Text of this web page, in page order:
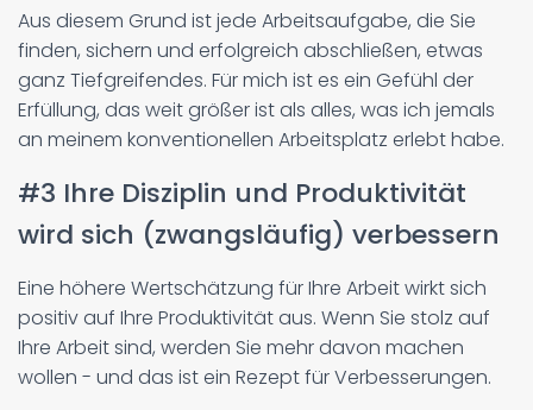
Aus diesem Grund ist jede Arbeitsaufgabe, die Sie
finden, sichern und erfolgreich abschließen, etwas
ganz Tiefgreifendes. Für mich ist es ein Gefühl der
Erfüllung, das weit größer ist als alles, was ich jemals
an meinem konventionellen Arbeitsplatz erlebt habe.
#3 Ihre Disziplin und Produktivität
wird sich (zwangsläufig) verbessern
Eine höhere Wertschätzung für Ihre Arbeit wirkt sich
positiv auf Ihre Produktivität aus. Wenn Sie stolz auf
Ihre Arbeit sind, werden Sie mehr davon machen
wollen - und das ist ein Rezept für Verbesserungen.